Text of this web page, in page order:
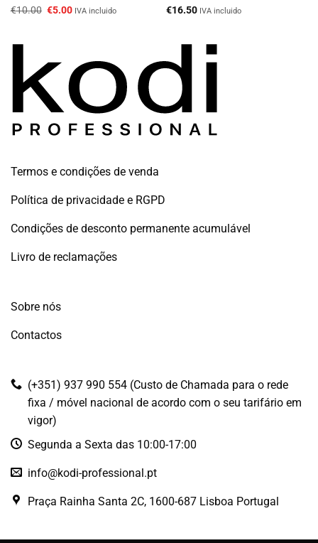
€10.00 O
€5.00OIVA incluido €16.50 IVA incluido
Termos e condições de venda
Política de privacidade e RGPD
Condições de desconto permanente acumulável
Livro de reclamações
Sobre nós
Contactos
(+351) 937 990 554 (Custo de Chamada para o rede
fixa / móvel nacional de acordo com o seu tarifário em
vigor)
Segunda a Sexta das 10:00-17:00
info@kodi-professional.pt
Praça Rainha Santa 2C, 1600-687 Lisboa Portugal